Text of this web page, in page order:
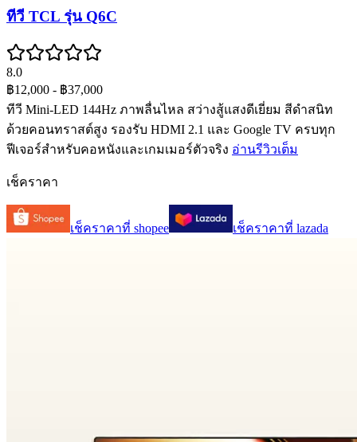
ทีวี TCL รุ่น Q6C
8.0
฿12,000 - ฿37,000
ทีวี Mini-LED 144Hz ภาพลื่นไหล สว่างสู้แสงดีเยี่ยม สีดำสนิท
ด้วยคอนทราสต์สูง รองรับ HDMI 2.1 และ Google TV ครบทุก
ฟีเจอร์สำหรับคอหนังและเกมเมอร์ตัวจริง อ่านรีวิวเต็ม
เช็คราคา
เช็คราคาที่ shopee เช็คราคาที่ lazada